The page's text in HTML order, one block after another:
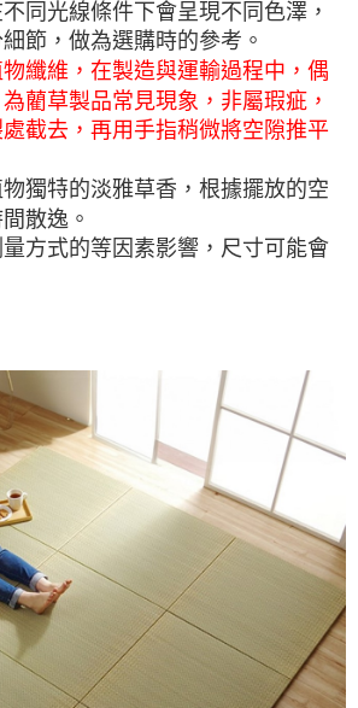
同光線條件下會呈現不同色澤，
節，做為選購時的參考。
纖維，在製造與運輸過程中，偶
藺草製品常見現象，非屬瑕疵，
截去，再用手指稍微將空隙推平
獨特的淡雅草香，根據擺放的空
散逸。
方式的等因素影響，尺寸可能會